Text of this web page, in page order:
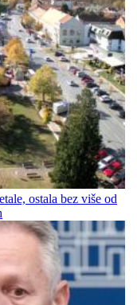
ostala bez više od